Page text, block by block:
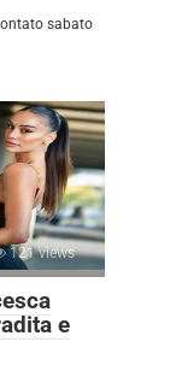
sabato
121 views
e